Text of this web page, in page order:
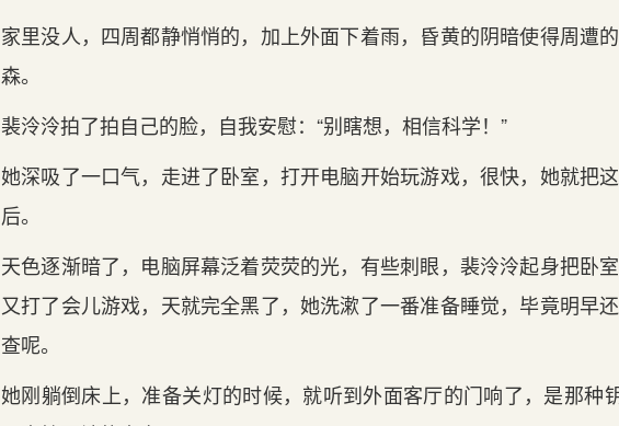
家里没人，四周都静悄悄的，加上外面下着雨，昏黄的阴暗使得周遭
森。
裴泠泠拍了拍自己的脸，自我安慰：“别瞎想，相信科学！”
她深吸了一口气，走进了卧室，打开电脑开始玩游戏，很快，她就把
后。
天色逐渐暗了，电脑屏幕泛着荧荧的光，有些刺眼，裴泠泠起身把卧
又打了会儿游戏，天就完全黑了，她洗漱了一番准备睡觉，毕竟明早
查呢。
她刚躺倒床上，准备关灯的时候，就听到外面客厅的门响了，是那种